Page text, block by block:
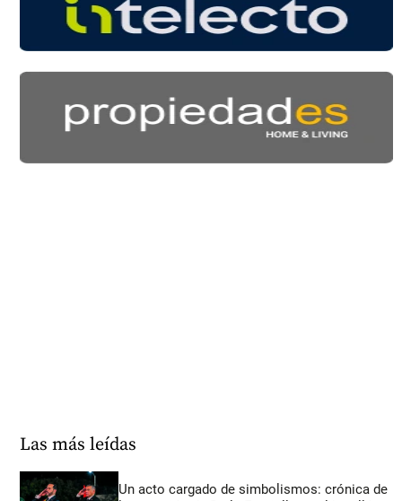
Las más leídas
Un acto cargado de simbolismos: crónica de